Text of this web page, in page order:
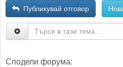
Публикувай отговор
Сподели форума: